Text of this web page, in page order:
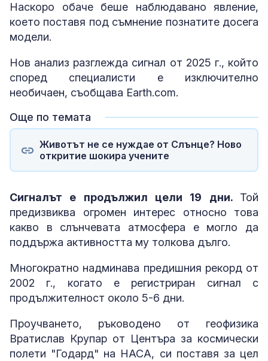
Наскоро обаче беше наблюдавано явление,
което поставя под съмнение познатите досега
модели.
Нов анализ разглежда сигнал от 2025 г., който
според специалисти е изключително
необичаен, съобщава Earth.com.
Още по темата
Животът не се нуждае от Слънце? Ново
откритие шокира учените
Сигналът е продължил цели 19 дни. Той
предизвиква огромен интерес относно това
какво в слънчевата атмосфера е могло да
поддържа активността му толкова дълго.
Многократно надминава предишния рекорд от
2002 г., когато е регистриран сигнал с
продължителност около 5-6 дни.
Проучването, ръководено от геофизика
Вратислав Крупар от Центъра за космически
полети "Годард" на НАСА, си поставя за цел